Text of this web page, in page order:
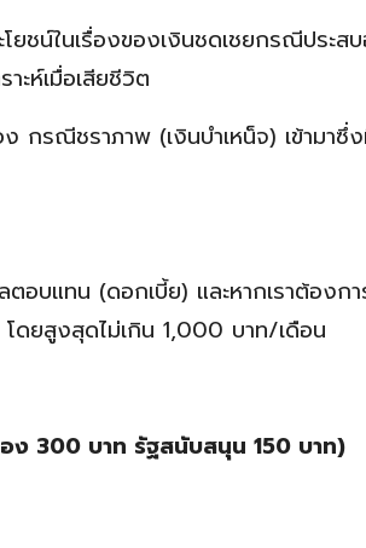
ยชน์ในเรื่องของเงินชดเชยกรณีประส
ะห์เมื่อเสียชีวิต
กรณีชราภาพ (เงินบำเหน็จ) เข้ามาซึ่
อบแทน (ดอกเบี้ย) และหากเราต้องกา
โดยสูงสุดไม่เกิน 1,000 บาท/เดือน
ง 300 บาท รัฐสนับสนุน 150 บาท)